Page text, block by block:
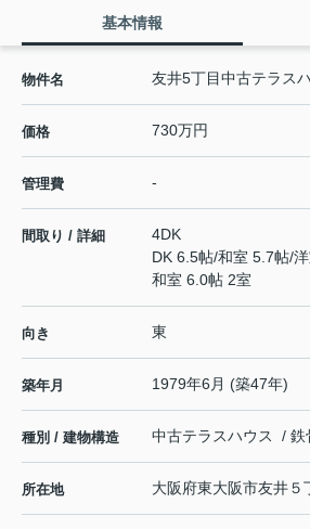
基本情報
物件名 友井5丁目中古テラス
価格 730万円
管理費 -
間取り / 詳細
4DK
DK 6.5帖/和室 5.7帖/
和室 6.0帖 2室
向き 東
築年月 1979年6月 (築47年)
種別 / 建物構造 中古テラスハウス / 鉄
所在地 大阪府東大阪市友井５